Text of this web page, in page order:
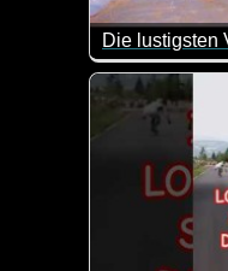
Lauter witzige